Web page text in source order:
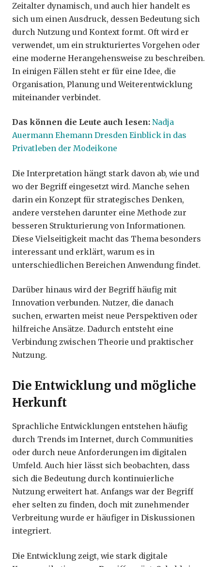
Zeitalter dynamisch, und auch hier handelt es
sich um einen Ausdruck, dessen Bedeutung sich
durch Nutzung und Kontext formt. Oft wird er
verwendet, um ein strukturiertes Vorgehen oder
eine moderne Herangehensweise zu beschreiben.
In einigen Fällen steht er für eine Idee, die
Organisation, Planung und Weiterentwicklung
miteinander verbindet.
Das können die Leute auch lesen: Nadja
Auermann Ehemann Dresden Einblick in das
Privatleben der Modeikone
Die Interpretation hängt stark davon ab, wie und
wo der Begriff eingesetzt wird. Manche sehen
darin ein Konzept für strategisches Denken,
andere verstehen darunter eine Methode zur
besseren Strukturierung von Informationen.
Diese Vielseitigkeit macht das Thema besonders
interessant und erklärt, warum es in
unterschiedlichen Bereichen Anwendung findet.
Darüber hinaus wird der Begriff häufig mit
Innovation verbunden. Nutzer, die danach
suchen, erwarten meist neue Perspektiven oder
hilfreiche Ansätze. Dadurch entsteht eine
Verbindung zwischen Theorie und praktischer
Nutzung.
Die Entwicklung und mögliche
Herkunft
Sprachliche Entwicklungen entstehen häufig
durch Trends im Internet, durch Communities
oder durch neue Anforderungen im digitalen
Umfeld. Auch hier lässt sich beobachten, dass
sich die Bedeutung durch kontinuierliche
Nutzung erweitert hat. Anfangs war der Begriff
eher selten zu finden, doch mit zunehmender
Verbreitung wurde er häufiger in Diskussionen
integriert.
Die Entwicklung zeigt, wie stark digitale